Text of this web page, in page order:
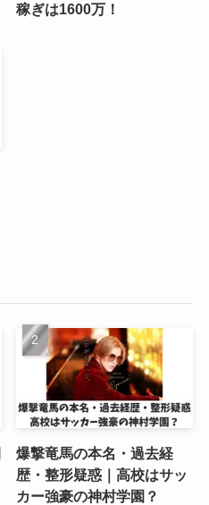
稼ぎは1600万！
爆撃竜馬の本名・過去経
歴・整形疑惑｜高校はサッ
カー強豪の神村学園？